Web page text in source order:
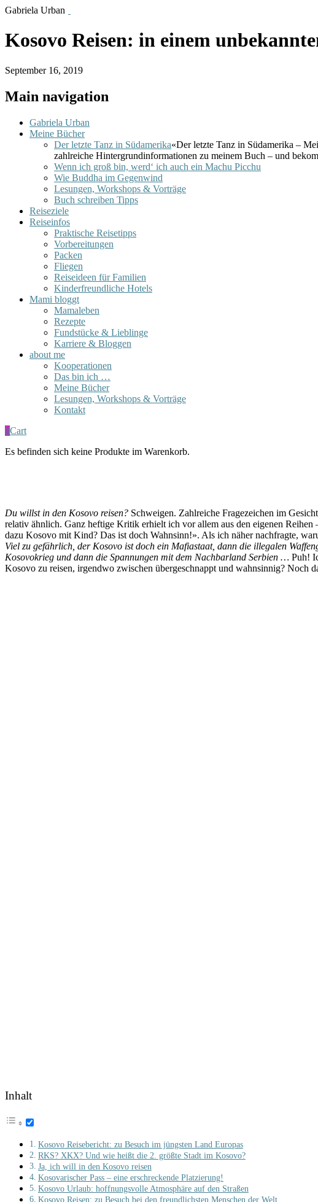
Gabriela Urban
Kosovo Reisen: in einem
September 16, 2019
Main navigation
Gabriela Urban
Meine Bücher
Der letzte Tanz in Südamerika«Der letzte Tanz in Südamerika –
zahlreiche Hintergrundinformationen zu meinem Buch – und
Wenn ich groß bin, werd‘ ich auch ein Machu Picchu
Wie Buddha im Gegenwind
Lesungen, Workshops & Vorträge
Buch schreiben Tipps
Reiseziele
Reiseinfos
Praktische Reisetipps
Vorbereitungen
Packen
Fliegen
Reiseideen für Familien
Kinderfreundliche Hotels
Mami bloggt
Mamaleben
Rezepte
Fundstücke & Lieblinge
Karriere & Bloggen
about me
Kooperationen
Das bin ich …
Meine Bücher
Lesungen, Workshops & Vorträge
Kontakt
0Cart
Es befinden sich keine Produkte im Warenkorb.
Du willst in den Kosovo reisen? Schweigen. Zahlreiche Fragezeichen im
relativ ähnlich. Ganz heftige Kritik erhielt ich vor allem aus den eigenen
dazu Kosovo mit Kind? Das ist doch Wahnsinn!». Als ich näher nachfragte,
Viel zu gefährlich, der Kosovo ist doch ein Mafiastaat, dann die illegalen
Kosovokrieg und dann die Spannungen mit dem Nachbarland Serbien … Puh!
Kosovo zu reisen, irgendwo zwischen übergeschnappt und wahnsinnig? Noch
Inhalt
Kosovo Reisebericht: zu Besuch im jüngsten Land Europas
RKS? XKX? Und wie heißt die 2. größte Stadt im Kosovo?
Ja, ich will in den Kosovo reisen
Kosovarischer Pass – eine erschreckende Platzierung!
Kosovo Urlaub: hoffnungsvolle Atmosphäre auf den Straßen
Kosovo Reisen: zu Besuch bei den freundlichsten Menschen der Welt